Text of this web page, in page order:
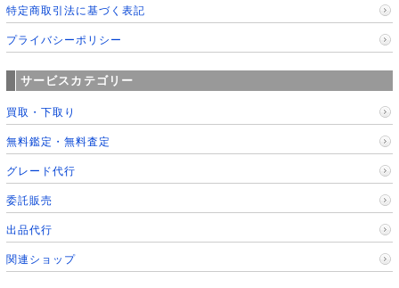
特定商取引法に基づく表記
プライバシーポリシー
サービスカテゴリー
買取・下取り
無料鑑定・無料査定
グレード代行
委託販売
出品代行
関連ショップ